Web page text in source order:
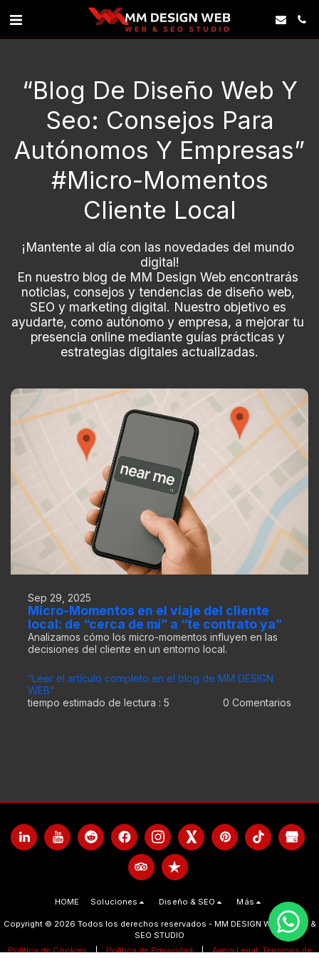
“blog De Diseño Web Y
Seo: Consejos Para
Autónomos Y Empresas”
#micro-Momentos
Cliente Local
¡Mantente al día con las novedades del mundo
digital!
En nuestro blog de MM Design Web encontrarás
noticias, consejos y tendencias de diseño web,
SEO y marketing digital. Nuestro objetivo es
ayudarte, como autónomo y empresa, a mejorar tu
presencia online mediante guías prácticas y
estrategias digitales actualizadas.
Sep 29, 2025
Micro-Momentos en el viaje del cliente
local: de “cerca de mí” a “te contrato ya”
Analizamos cómo los micro-momentos influyen en las
decisiones del cliente en un entorno local.
“Leer el artículo completo en el blog de MM DESIGN
WEB”
tiempo estimado de lectura : 5
0 Comentarios
HOME Soluciones Diseño & SEO Más
Copyright © 2026 Todos los derechos reservados - MM DESIGN WEB - WEB &
SEO STUDIO
Política de Cookies|Política de Privacidad|Aviso Legal, Términos de